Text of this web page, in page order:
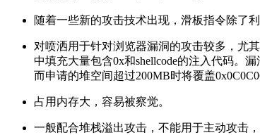
随着一些新的攻击技术出现，滑板指令除了
对喷洒用于针对浏览器漏洞的攻击较多，尤
中填充大量包含0x和shellcode的注入代码。
而申请的堆空间超过200MB时将覆盖
占用内存大，容易被察觉。
一般配合堆栈溢出攻击，不能用于主动攻击，